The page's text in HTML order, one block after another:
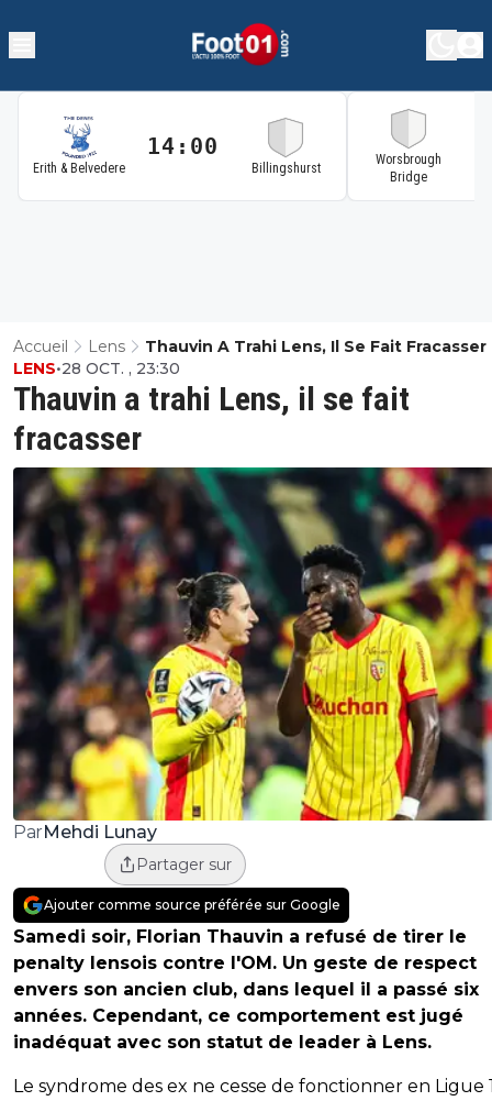
Erith & Belvedere
14:00
Billingshurst
Worsbrough
Bridge
Accueil Lens Thauvin A Trahi Lens, Il Se Fait Fracasser
Thauvin a trahi Lens, il se fait
fracasser
LENS•28 OCT. , 23:30
ParMehdi Lunay
Partager sur
Ajouter comme source préférée sur Google
Samedi soir, Florian Thauvin a refusé de tirer le
penalty lensois contre l'OM. Un geste de respect
envers son ancien club, dans lequel il a passé six
années. Cependant, ce comportement est jugé
inadéquat avec son statut de leader à Lens.
Le syndrome des ex ne cesse de fonctionner en Ligue